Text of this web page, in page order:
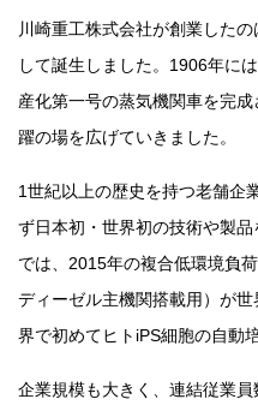
川崎重工株式会社が創業した
して誕生しました。1906年に
産化第一号の蒸気機関車を完
躍の場を広げていきました。
1世紀以上の歴史を持つ老舗企
ず日本初・世界初の技術や製
では、2015年の複合低環境負
ディーゼル主機関搭載用）が
界で初めてヒトiPS細胞の自動
企業規模も大きく、連結従業